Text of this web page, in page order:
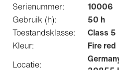
Serienummer:
10006
Gebruik (h):
50 h
Toestandsklasse:
Class 5
Kleur:
Fire red
Locatie: